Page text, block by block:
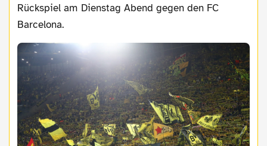
Rückspiel am Dienstag Abend gegen den FC
Barcelona.